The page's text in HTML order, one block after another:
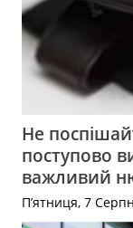
Не
поступово
важливий
П’ятниця, 7